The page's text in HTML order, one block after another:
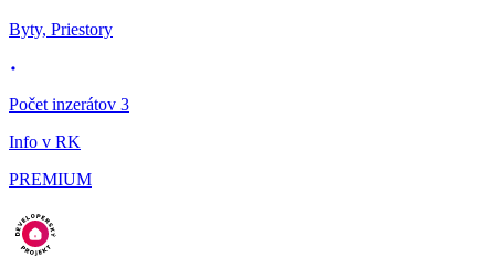
Byty, Priestory
Počet inzerátov 3
Info v RK
PREMIUM